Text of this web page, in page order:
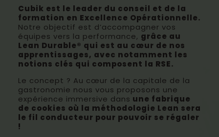
Cubik est le leader du conseil et de la
formation en Excellence Opérationnelle.
Notre objectif est d’accompagner vos
équipes vers la performance, grâce au
Lean Durable® qui est au cœur de nos
apprentissages, avec notamment les
notions clés qui composent la RSE.
Le concept ? Au cœur de la capitale de la
gastronomie nous vous proposons une
expérience immersive dans une fabrique
de cookies où la méthodologie Lean sera
le fil conducteur pour pouvoir se régaler
!